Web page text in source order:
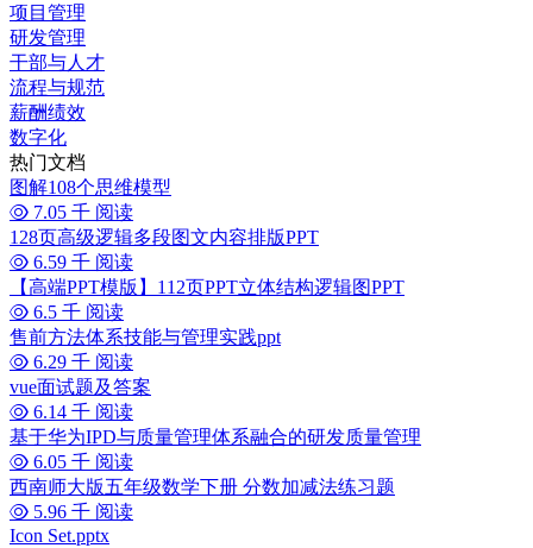
项目管理
研发管理
干部与人才
流程与规范
薪酬绩效
数字化
热门文档
图解108个思维模型
7.05 千 阅读
128页高级逻辑多段图文内容排版PPT
6.59 千 阅读
【高端PPT模版】112页PPT立体结构逻辑图PPT
6.5 千 阅读
售前方法体系技能与管理实践ppt
6.29 千 阅读
vue面试题及答案
6.14 千 阅读
基于华为IPD与质量管理体系融合的研发质量管理
6.05 千 阅读
西南师大版五年级数学下册 分数加减法练习题
5.96 千 阅读
Icon Set.pptx